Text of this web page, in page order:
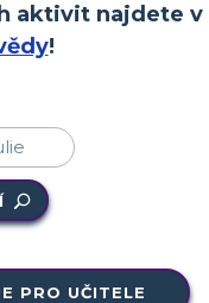
aktivit najdete v
!
PRO UČITELE